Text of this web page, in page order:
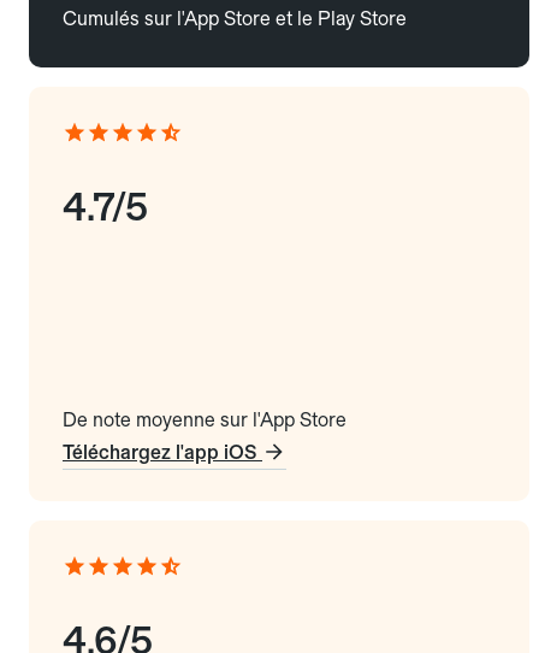
Cumulés sur l'App Store et le Play Store
4.7/5
De note moyenne sur l'App Store
Téléchargez l'app iOS
4.6/5